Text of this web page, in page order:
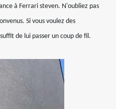
à Ferrari steven. N'oubliez pas
Si vous voulez des
de lui passer un coup de fil.